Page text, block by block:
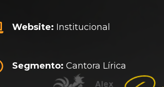
Website: Institucional
Segmento: Cantora Lírica